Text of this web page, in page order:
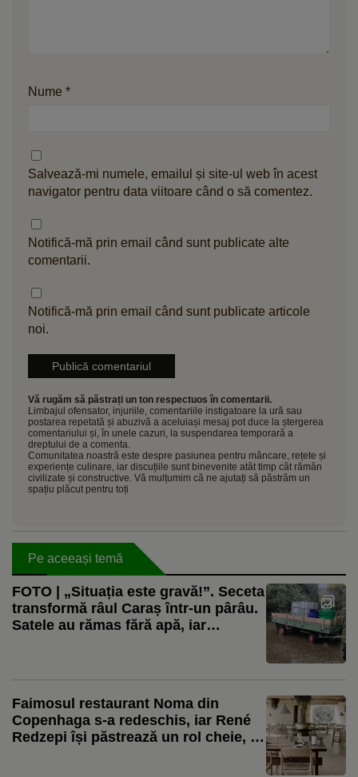
Nume *
Salvează-mi numele, emailul și site-ul web în acest
navigator pentru data viitoare când o să comentez.
Notifică-mă prin email când sunt publicate alte
comentarii.
Notifică-mă prin email când sunt publicate articole
noi.
Vă rugăm să păstrați un ton respectuos în comentarii.
Limbajul ofensator, injuriile, comentariile instigatoare la ură sau
postarea repetată și abuzivă a aceluiași mesaj pot duce la ștergerea
comentariului și, în unele cazuri, la suspendarea temporară a
dreptului de a comenta.
Comunitatea noastră este despre pasiunea pentru mâncare, rețete și
experiențe culinare, iar discuțiile sunt binevenite atât timp cât rămân
civilizate și constructive. Vă mulțumim că ne ajutați să păstrăm un
spațiu plăcut pentru toți
Pe aceeași temă
FOTO | „Situația este gravă!”. Seceta
transformă râul Caraș într-un pârâu.
Satele au rămas fără apă, iar
Faimosul restaurant Noma din
Copenhaga s-a redeschis, iar René
Redzepi își păstrează un rol cheie, în